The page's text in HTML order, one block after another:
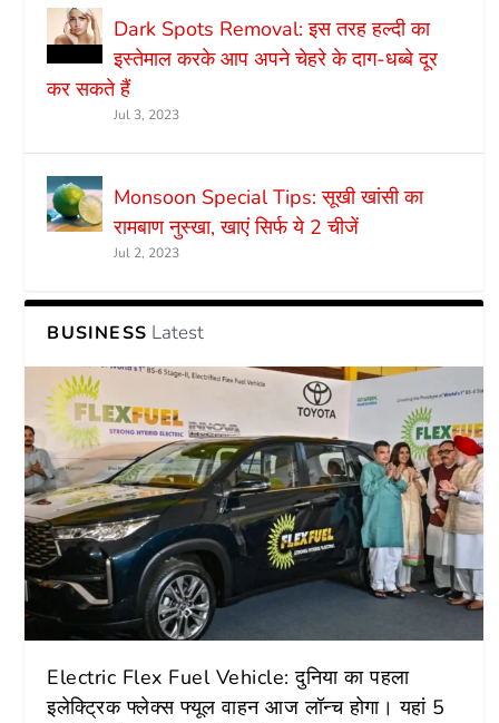
Dark Spots Removal: इस तरह हल्दी का
इस्तेमाल करके आप अपने चेहरे के दाग-धब्बे दूर
कर सकते हैं
Jul 3, 2023
Monsoon Special Tips: सूखी खांसी का
रामबाण नुस्खा, खाएं सिर्फ ये 2 चीजें
Jul 2, 2023
BUSINESS Latest
Electric Flex Fuel Vehicle: दुनिया का पहला
इलेक्ट्रिक फ्लेक्स फ्यूल वाहन आज लॉन्च होगा। यहां 5